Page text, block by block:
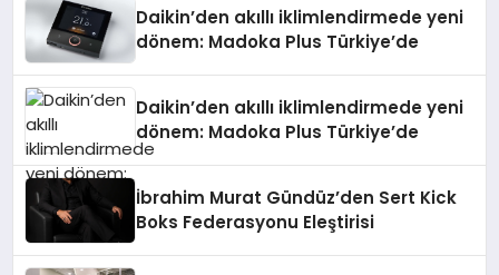
Daikin’den akıllı iklimlendirmede yeni
dönem: Madoka Plus Türkiye’de
Daikin’den akıllı iklimlendirmede yeni
dönem: Madoka Plus Türkiye’de
İbrahim Murat Gündüz’den Sert Kick
Boks Federasyonu Eleştirisi